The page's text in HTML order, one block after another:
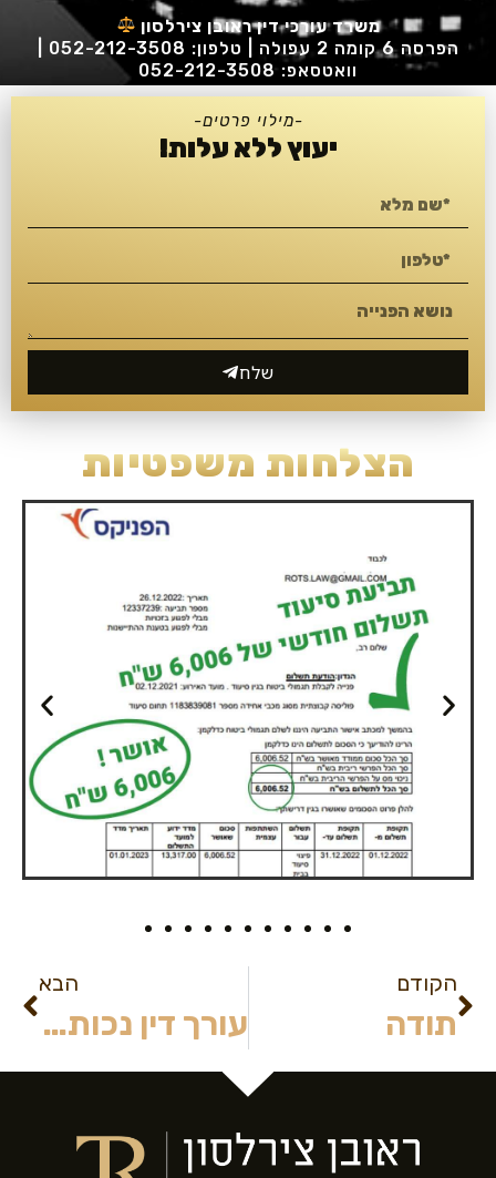
משרד עורכי דין ראובן צירלסון
וואטסאפ: 052-212-3508
-מילוי פרטים-
יעוץ ללא עלות!
שלח
הצלחות משפטיות
הקודם
תודה
הבא
עורך דין נכות מעבודה